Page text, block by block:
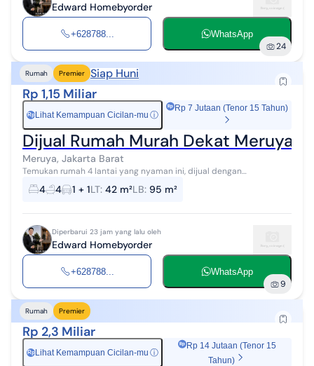
Edward Homebyorder
+628788... WhatsApp
24
Rumah Premier Siap Huni
Rp 1,15 Miliar
Rp Lihat Kemampuan Cicilan-mu ⓘ
Rp 7 Jutaan (Tenor 15 Tahun)
Dijual Rumah Murah Dekat Meruya &
Meruya, Jakarta Barat
Temukan rumah 4 lantai yang nyaman ini, dijual dengan
pemandangan asri yang menambah nilai estetika di lingkungan
hunian. Rumah ini berada di wila...
4 4 1 + 1LT: 42 m²LB: 95 m²
Diperbarui 23 jam yang lalu oleh
Edward Homebyorder
+628788... WhatsApp
9
Rumah Premier
Rp 2,3 Miliar
Rp Lihat Kemampuan Cicilan-mu ⓘ
Rp 14 Jutaan (Tenor 15
Tahun)